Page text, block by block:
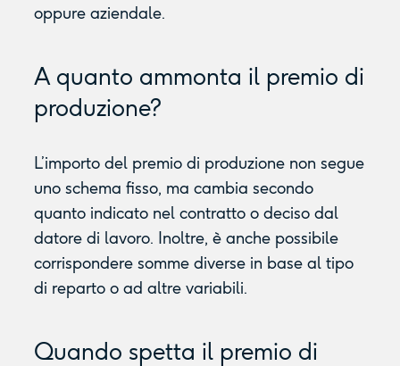
oppure aziendale.
A quanto ammonta il premio di
produzione?
L’importo del premio di produzione non segue
uno schema fisso, ma cambia secondo
quanto indicato nel contratto o deciso dal
datore di lavoro. Inoltre, è anche possibile
corrispondere somme diverse in base al tipo
di reparto o ad altre variabili.
Quando spetta il premio di